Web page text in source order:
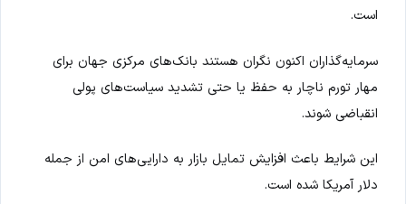
است.
سرمایه‌گذاران اکنون نگران هستند بانک‌های مرکزی جهان برای
مهار تورم ناچار به حفظ یا حتی تشدید سیاست‌های پولی
انقباضی شوند.
این شرایط باعث افزایش تمایل بازار به دارایی‌های امن از جمله
دلار آمریکا شده است.